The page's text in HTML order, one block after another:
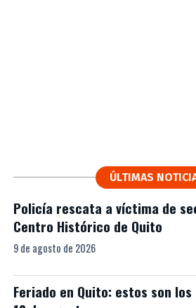
ÚLTIMAS
Policía rescata a víctima de
Centro Histórico de Quito
9 de agosto de 2026
Feriado en Quito: estos son